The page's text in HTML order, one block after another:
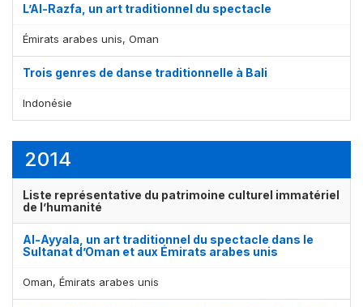
L’Al-Razfa, un art traditionnel du spectacle
Émirats arabes unis, Oman
Trois genres de danse traditionnelle à Bali
Indonésie
2014
Liste représentative du patrimoine culturel immatériel
de l’humanité
Al-Ayyala, un art traditionnel du spectacle dans le
Sultanat d’Oman et aux Émirats arabes unis
Oman, Émirats arabes unis